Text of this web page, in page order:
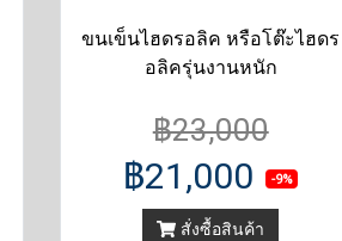
ขนเข็นไฮดรอลิค หรือโต๊ะไฮดร
อลิครุ่นงานหนัก
฿23,000
฿21,000 -9%
สั่งซื้อสินค้า